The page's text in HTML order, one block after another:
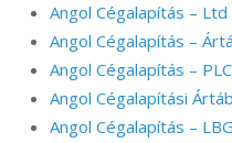
Angol Cégalapítás – Ltd
Angol Cégalapítás –
Angol Cégalapítás – PLC
Angol Cégalapítási
Angol Cégalapítás – LBG